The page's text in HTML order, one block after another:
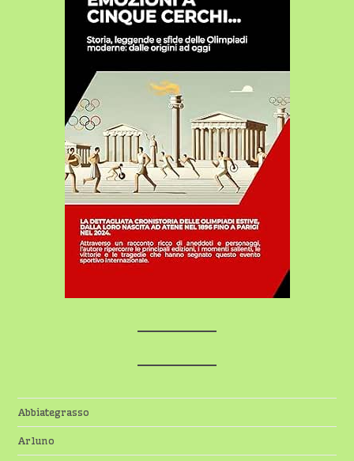
Abbiategrasso
Arluno